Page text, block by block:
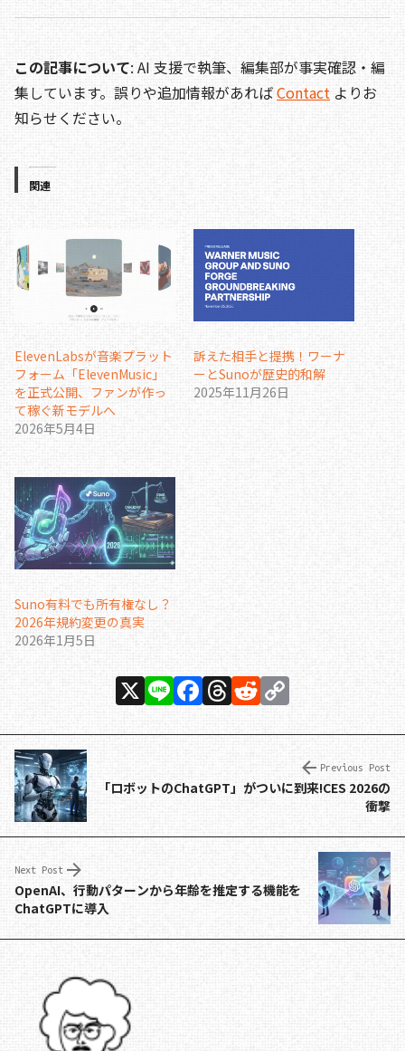
この記事について: AI 支援で執筆、編集部が事実確認・編
集しています。誤りや追加情報があればContact よりお
知らせください。
関連
ElevenLabsが音楽プラット
フォーム「ElevenMusic」
を正式公開、ファンが作っ
て稼ぐ新モデルへ
2026年5月4日
訴えた相手と提携！ワーナ
ーとSunoが歴史的和解
2025年11月26日
Suno有料でも所有権なし？
2026年規約変更の真実
2026年1月5日
X Li
n
e
F
a
c
e
b
o
k
T
h
re
a
d
s
R
e
d
di
t
p
y
Li
n
Previous Post
「ロボットのChatGPT」がついに到来!CES 2026の
衝撃
Next Post
OpenAI、行動パターンから年齢を推定する機能を
ChatGPTに導入